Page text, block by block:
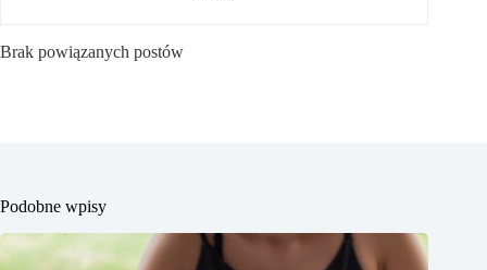
Brak powiązanych postów
Podobne wpisy